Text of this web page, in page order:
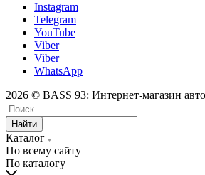
Instagram
Telegram
YouTube
Viber
Viber
WhatsApp
2026 © BASS 93: Интернет-магазин
Найти
Каталог
По всему сайту
По каталогу